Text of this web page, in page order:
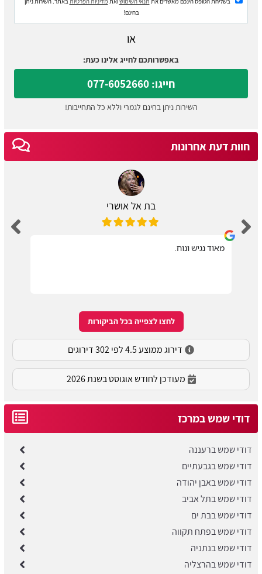
בחינם!
או
באפשרותכם לחייג אלינו כעת:
חייגו: 077-6052660
השירות ניתן בחינם לגמרי וללא כל התחייבות!
חוות דעת אחרונות
בת אל אושרי
מאוד נגיש ונוח.
לחצו לצפייה בכל הביקורות
דירוג ממוצע 4.5 לפי 302 דירוגים
מעודכן לחודש אוגוסט בשנת 2026
דודי שמש במרכז
דודי שמש ברעננה
דודי שמש בגבעתיים
דודי שמש באבן יהודה
דודי שמש בתל אביב
דודי שמש בבת ים
דודי שמש בפתח תקווה
דודי שמש בנתניה
דודי שמש בהרצליה